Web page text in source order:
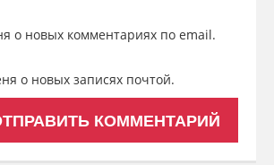
о новых комментариях по email.
о новых записях почтой.